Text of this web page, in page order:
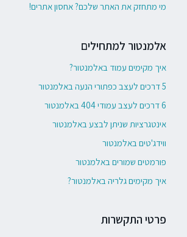
מי מתחזק את האתר שלכם? אחסון אתרים!
אלמנטור למתחילים
איך מקימים עמוד באלמנטור?
5 דרכים לעצב כפתורי הנעה באלמנטור
6 דרכים לעצב עמודי 404 באלמנטור
אינטגרציות שניתן לבצע באלמנטור
ווידג'טים באלמנטור
פורמטים שמורים באלמנטור
איך מקימים גלריה באלמנטור?
פרטי התקשרות